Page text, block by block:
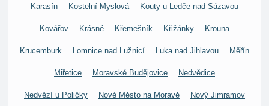
Karasín Kostelní Myslová Kouty u Ledče nad Sázavou
Kovářov Krásné Křemešník Křižánky Krouna
Krucemburk Lomnice nad Lužnicí Luka nad Jihlavou Měřín
Miřetice Moravské Budějovice Nedvědice
Nedvězí u Poličky Nové Město na Moravě Nový Jimramov